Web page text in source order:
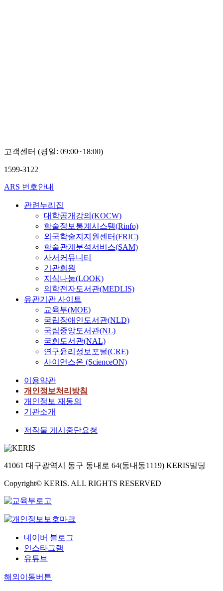
고객센터 (평일: 09:00~18:00)
1599-3122
ARS 번호안내
관련누리집
대학공개강의(KOCW)
학술정보통계시스템(Rinfo)
외국학술지지원센터(FRIC)
학술관계분석서비스(SAM)
사서커뮤니티
기관회원
지식나눔(LOOK)
의학전자도서관(MEDLIS)
유관기관 사이트
교육부(MOE)
국립장애인도서관(NLD)
국립중앙도서관(NL)
국회도서관(NAL)
연구윤리정보포털(CRE)
사이언스온 (ScienceON)
이용약관
개인정보처리방침
개인정보 재동의
기관소개
저작물 게시중단요청
41061 대구광역시 동구 동내로 64(동내동1119) KERIS빌딩
Copyright© KERIS. ALL RIGHTS RESERVED
네이버 블로그
인스타그램
유튜브
해외이동버튼